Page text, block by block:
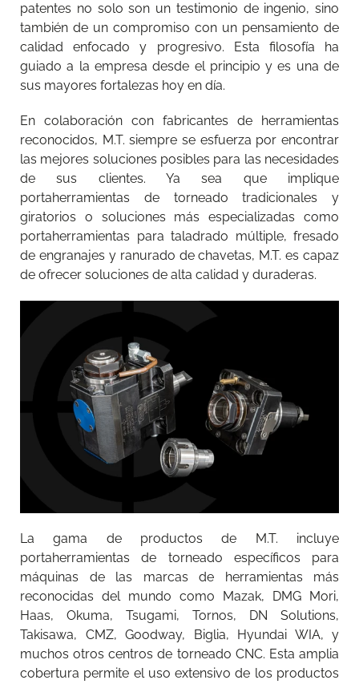
patentes no solo son un testimonio de ingenio, sino
también de un compromiso con un pensamiento de
calidad enfocado y progresivo. Esta filosofía ha
guiado a la empresa desde el principio y es una de
sus mayores fortalezas hoy en día.
En colaboración con fabricantes de herramientas
reconocidos, M.T. siempre se esfuerza por encontrar
las mejores soluciones posibles para las necesidades
de sus clientes. Ya sea que implique
portaherramientas de torneado tradicionales y
giratorios o soluciones más especializadas como
portaherramientas para taladrado múltiple, fresado
de engranajes y ranurado de chavetas, M.T. es capaz
de ofrecer soluciones de alta calidad y duraderas.
La gama de productos de M.T. incluye
portaherramientas de torneado específicos para
máquinas de las marcas de herramientas más
reconocidas del mundo como Mazak, DMG Mori,
Haas, Okuma, Tsugami, Tornos, DN Solutions,
Takisawa, CMZ, Goodway, Biglia, Hyundai WIA, y
muchos otros centros de torneado CNC. Esta amplia
cobertura permite el uso extensivo de los productos